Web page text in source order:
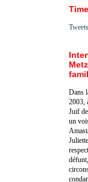
Dans
2003,
Juif
un